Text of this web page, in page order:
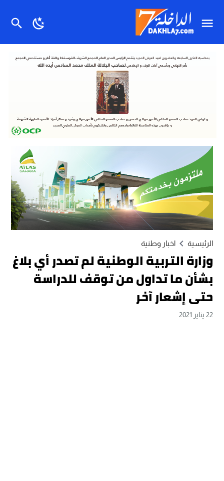
الرئيسية اخبار وطنية
وزارة التربية الوطنية لم تصدر أي بلاغ
بشأن ما تداول من توقف للدراسة
حتى إشعار آخر
22 يناير 2021